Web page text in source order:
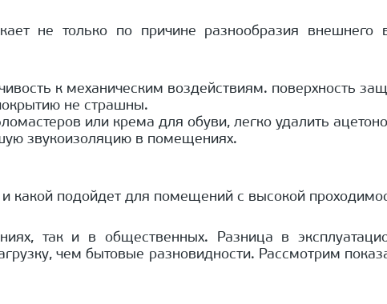
не только по причине разнообразия внешнего
к механическим воздействиям. поверхность
не страшны.
или крема для обуви, легко удалить
звукоизоляцию в помещениях.
какой подойдет для помещений с высокой
так и в общественных. Разница в
чем бытовые разновидности. Рассмотрим